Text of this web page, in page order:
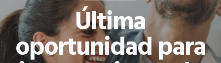
Última
oportunidad para